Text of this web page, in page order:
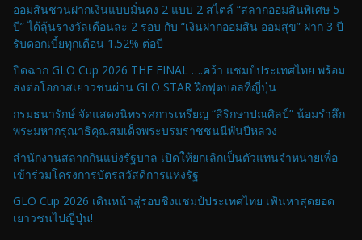
ออมสินชวนฝากเงินแบบมั่นคง 2 แบบ 2 สไตล์ “สลากออมสินพิเศษ 5
ปี” ได้ลุ้นรางวัลเดือนละ 2 รอบ กับ “เงินฝากออมสิน ออมสุข” ฝาก 3 ปี
รับดอกเบี้ยทุกเดือน 1.52% ต่อปี
ปิดฉาก GLO Cup 2026 THE FINAL ….คว้า แชมป์ประเทศไทย พร้อม
ส่งต่อโอกาสเยาวชนผ่าน GLO STAR ฝึกฟุตบอลที่ญี่ปุ่น
กรมธนารักษ์ จัดแสดงนิทรรศการเหรียญ “สิริกษาปณศิลป์” น้อมรำลึก
พระมหากรุณาธิคุณสมเด็จพระบรมราชชนนีพันปีหลวง
สำนักงานสลากกินแบ่งรัฐบาล เปิดให้ยกเลิกเป็นตัวแทนจำหน่ายเพื่อ
เข้าร่วมโครงการบัตรสวัสดิการแห่งรัฐ
GLO Cup 2026 เดินหน้าสู่รอบชิงแชมป์ประเทศไทย เฟ้นหาสุดยอด
เยาวชนไปญี่ปุ่น!